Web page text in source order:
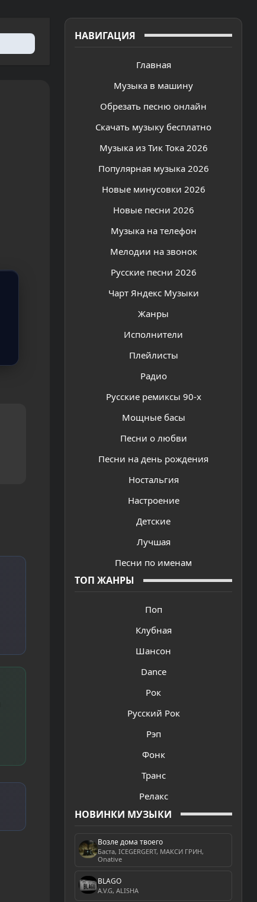
НАВИГАЦИЯ
Главная
Музыка в машину
Обрезать песню онлайн
Скачать музыку бесплатно
Музыка из Тик Тока 2026
Популярная музыка 2026
Новые минусовки 2026
Новые песни 2026
Музыка на телефон
Мелодии на звонок
Русские песни 2026
Чарт Яндекс Музыки
Жанры
Исполнители
Плейлисты
Радио
Русские ремиксы 90-х
Мощные басы
Песни о любви
Песни на день рождения
Ностальгия
Настроение
Детские
Лучшая
Песни по именам
ТОП ЖАНРЫ
Поп
Клубная
Шансон
Dance
Рок
Русский Рок
Рэп
Фонк
Транс
Релакс
НОВИНКИ МУЗЫКИ
Возле дома твоего
Баста, ICEGERGERT, МАКСИ ГРИН,
Onative
BLAGO
A.V.G, ALISHA